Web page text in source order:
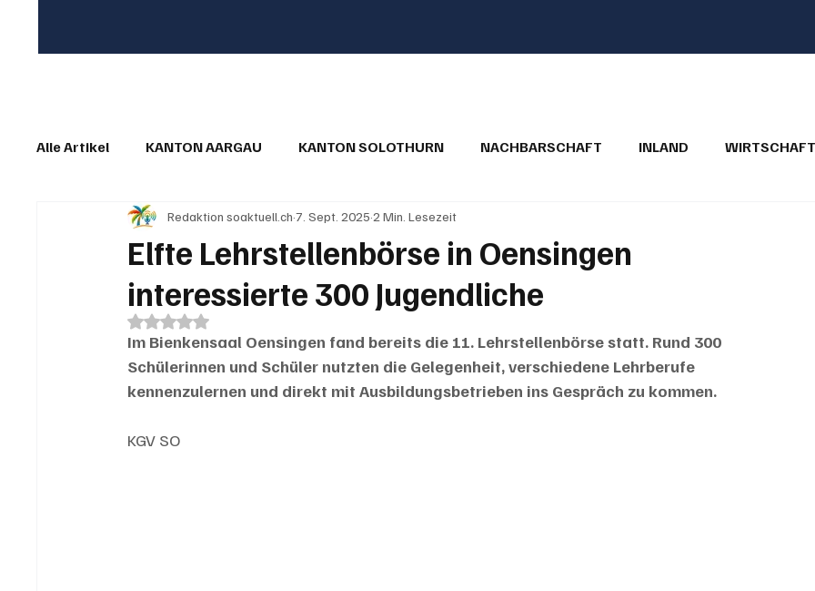
Alle Artikel KANTON AARGAU KANTON SOLOTHURN NACHBARSCHAFT INLAND WIRTSCHAFT
IN EIGENER SACHE KOMMENTARE LESERBRIEFE
Elfte Lehrstellenbörse in Oensingen
interessierte 300 Jugendliche
Redaktion soaktuell.ch 7. Sept. 2025 2 Min. Lesezeit
Mit NaN von 5 Sternen bewertet.
Im Bienkensaal Oensingen fand bereits die 11. Lehrstellenbörse statt. Rund 300
Schülerinnen und Schüler nutzten die Gelegenheit, verschiedene Lehrberufe
kennenzulernen und direkt mit Ausbildungsbetrieben ins Gespräch zu kommen.
KGV SO